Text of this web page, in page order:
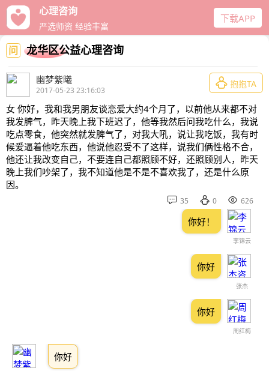
心理咨询
严选师资 经验丰富
下载APP
问 龙华区公益心理咨询
幽梦紫曦
2017-05-23 23:16:03
 抱抱TA
女 你好，我和我男朋友谈恋爱大约4个月了，以前他从来都不对
我发脾气，昨天晚上我下班迟了，他等我然后问我吃什么，我说
吃点零食，他突然就发脾气了，对我大吼，说让我吃饭，我有时
候爱逼着他吃东西，他说他忍受不了这样，说我们俩性格不合，
他还让我改变自己，不要连自己都照顾不好，还照顾别人，昨天
晚上我们吵架了，我不知道他是不是不喜欢我了，还是什么原
因。
 35  0  626
李锦云
你好！
张杰
你好
周红梅
你好
你好